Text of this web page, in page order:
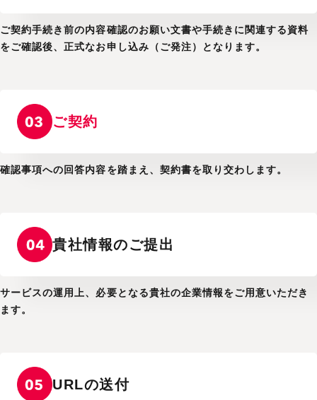
ご契約手続き前の内容確認のお願い文書や手続きに関連する資料
をご確認後、正式なお申し込み（ご発注）となります。
ご契約
確認事項への回答内容を踏まえ、契約書を取り交わします。
貴社情報のご提出
サービスの運用上、必要となる貴社の企業情報をご用意いただき
ます。
URLの送付